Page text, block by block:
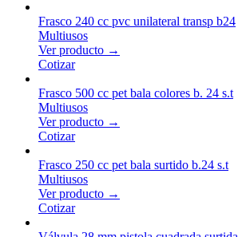
Frasco 240 cc pvc unilateral transp b24
Multiusos
Ver producto →
Cotizar
Frasco 500 cc pet bala colores b. 24 s.t
Multiusos
Ver producto →
Cotizar
Frasco 250 cc pet bala surtido b.24 s.t
Multiusos
Ver producto →
Cotizar